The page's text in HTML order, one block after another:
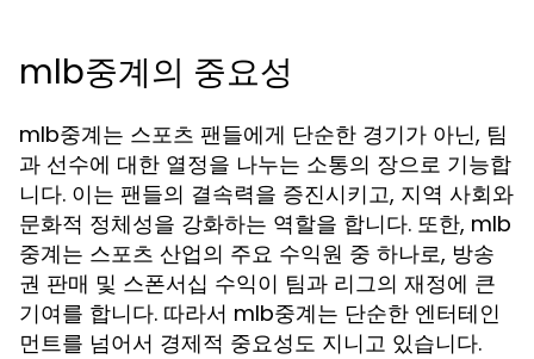
mlb중계의 중요성
mlb중계는 스포츠 팬들에게 단순한 경기가 아닌, 팀
과 선수에 대한 열정을 나누는 소통의 장으로 기능합
니다. 이는 팬들의 결속력을 증진시키고, 지역 사회와
문화적 정체성을 강화하는 역할을 합니다. 또한, mlb
중계는 스포츠 산업의 주요 수익원 중 하나로, 방송
권 판매 및 스폰서십 수익이 팀과 리그의 재정에 큰
기여를 합니다. 따라서 mlb중계는 단순한 엔터테인
먼트를 넘어서 경제적 중요성도 지니고 있습니다.